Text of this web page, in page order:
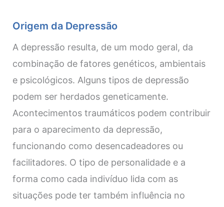
Origem da Depressão
A depressão resulta, de um modo geral, da
combinação de fatores genéticos, ambientais
e psicológicos. Alguns tipos de depressão
podem ser herdados geneticamente.
Acontecimentos traumáticos podem contribuir
para o aparecimento da depressão,
funcionando como desencadeadores ou
facilitadores. O tipo de personalidade e a
forma como cada indivíduo lida com as
situações pode ter também influência no